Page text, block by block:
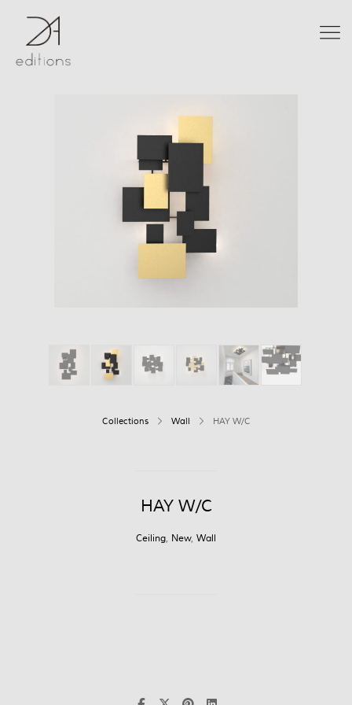
Collections Wall HAY W/C
HAY W/C
Ceiling, New, Wall